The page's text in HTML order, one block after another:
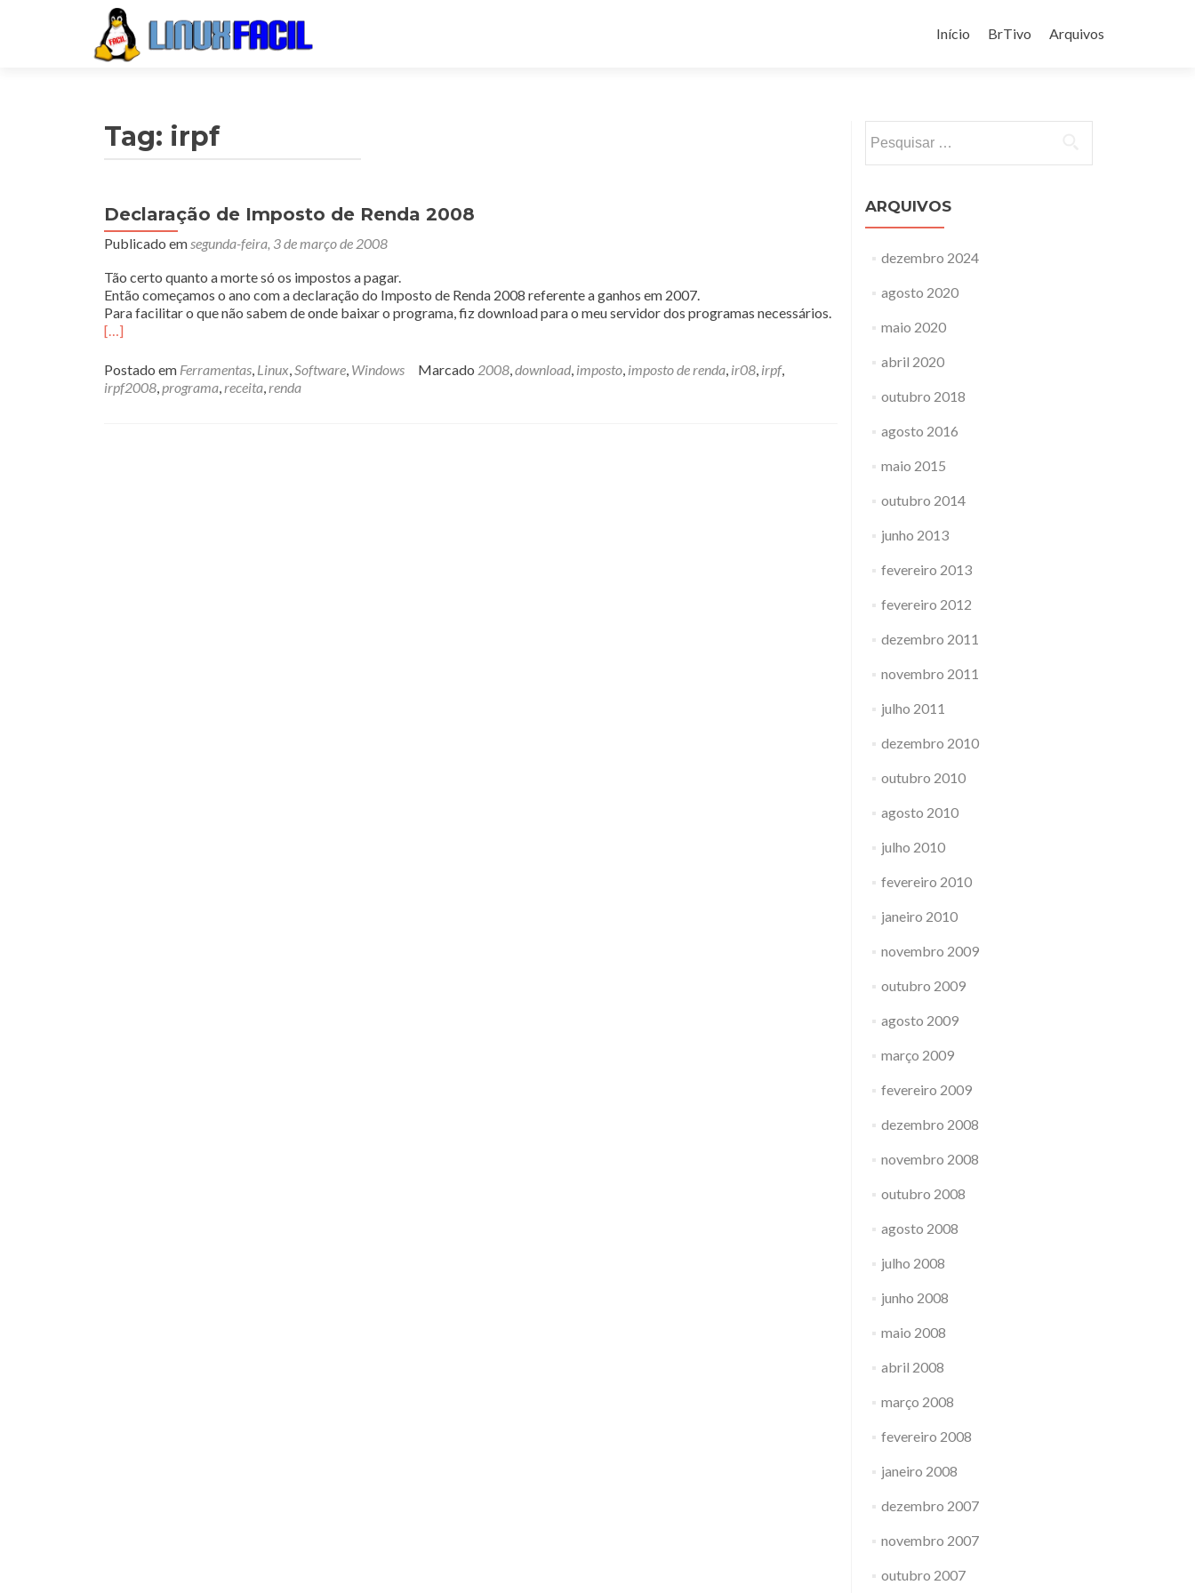
para
Início BrTivo Arquivos
Tag: irpf
Declaração de Imposto de Renda 2008
Publicado emsegunda-feira, 3 de março de 2008
Tão certo quanto a morte só os impostos a pagar.
Então começamos o ano com a declaração do Imposto de Renda 2008 referente a ganhos em 2007.
Para facilitar o que não sabem de onde baixar o programa, fiz download para o meu servidor dos programas necessários.
[…]
Postado em Ferramentas, Linux,Software, Windows Marcado 2008,download, imposto, imposto de renda, ir08, irpf,
irpf2008,programa,receita,renda
por:
ARQUIVOS
dezembro 2024
agosto 2020
maio 2020
abril 2020
outubro 2018
agosto 2016
maio 2015
outubro 2014
junho 2013
fevereiro 2013
fevereiro 2012
dezembro 2011
novembro 2011
julho 2011
dezembro 2010
outubro 2010
agosto 2010
julho 2010
fevereiro 2010
janeiro 2010
novembro 2009
outubro 2009
agosto 2009
março 2009
fevereiro 2009
dezembro 2008
novembro 2008
outubro 2008
agosto 2008
julho 2008
junho 2008
maio 2008
abril 2008
março 2008
fevereiro 2008
janeiro 2008
dezembro 2007
novembro 2007
outubro 2007